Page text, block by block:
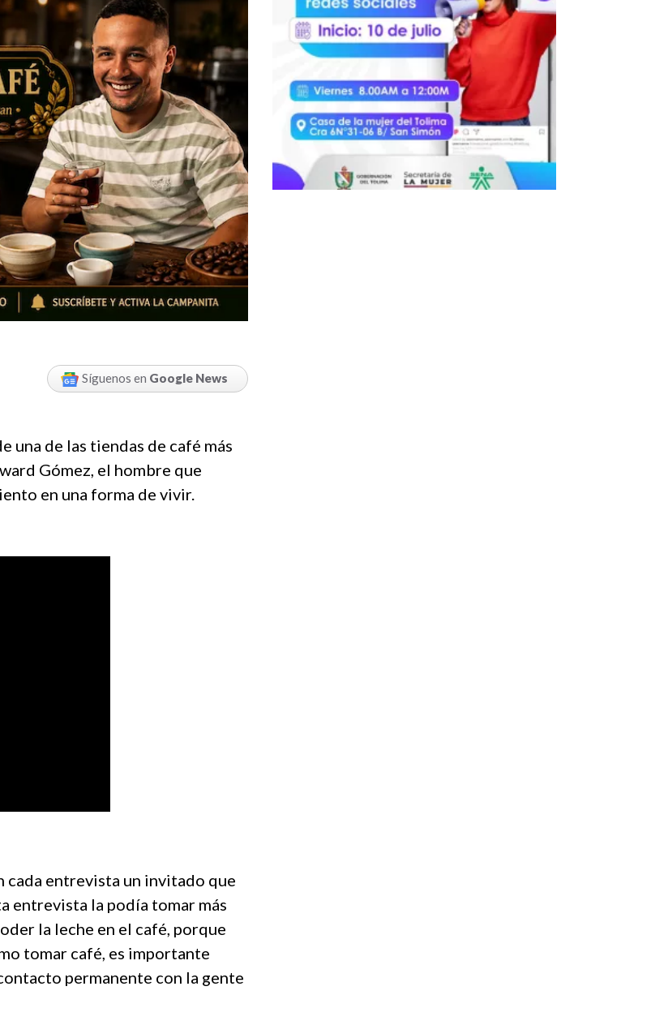
Síguenos en Google News
una de las tiendas de café más
Gómez, el hombre que
en una forma de vivir.
cada entrevista un invitado que
entrevista la podía tomar más
la leche en el café, porque
tomar café, es importante
permanente con la gente